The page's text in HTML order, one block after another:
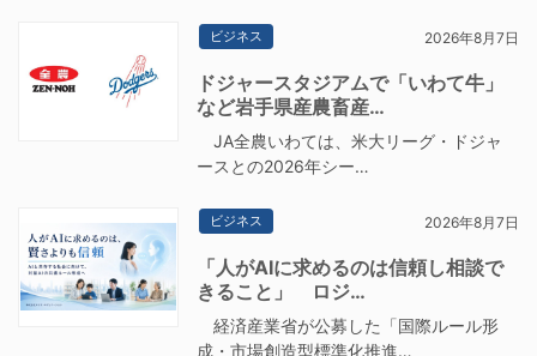
ビジネス 2026年8月7日
ドジャースタジアムで「いわて牛」
など岩手県産農畜産…
JA全農いわては、米大リーグ・ドジャ
ースとの2026年シー…
ビジネス 2026年8月7日
「人がAIに求めるのは信頼し相談で
きること」 ロジ…
経済産業省が公募した「国際ルール形
成・市場創造型標準化推進…